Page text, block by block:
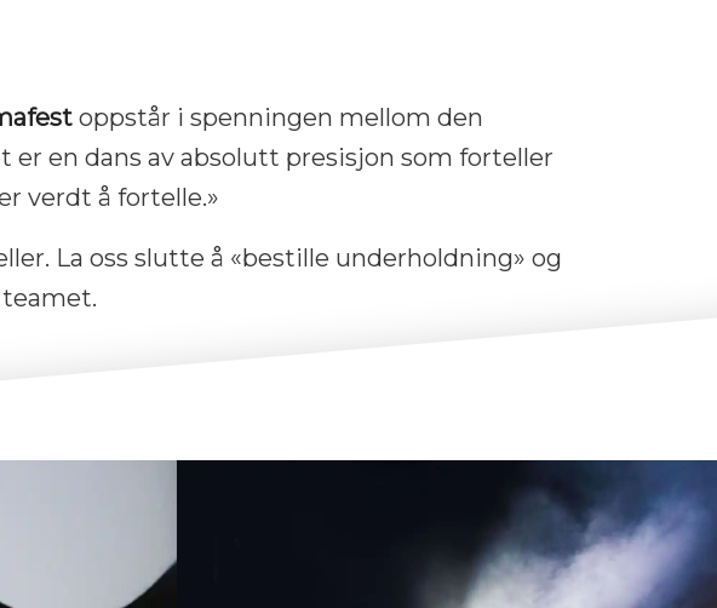
oppstår i spenningen mellom den
en dans av absolutt presisjon som forteller
verdt å fortelle.»
La oss slutte å «bestille underholdning» og